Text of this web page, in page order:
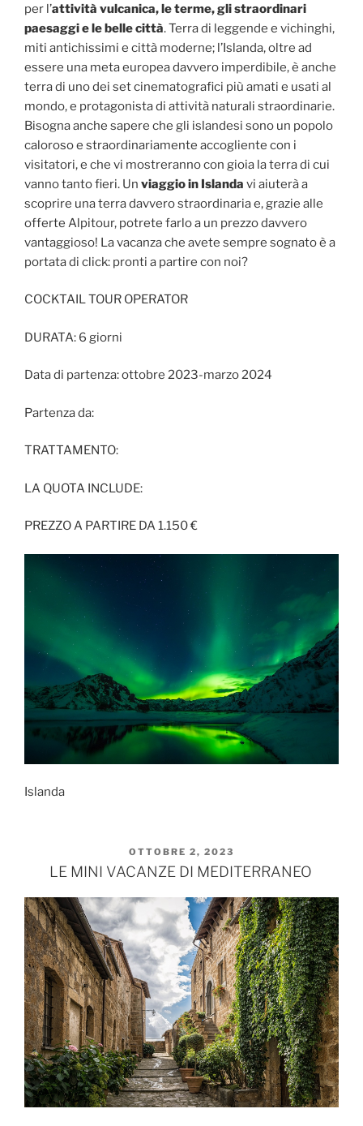
per l’attività vulcanica, le terme, gli straordinari
paesaggi e le belle città. Terra di leggende e vichinghi,
miti antichissimi e città moderne; l’Islanda, oltre ad
essere una meta europea davvero imperdibile, è anche
terra di uno dei set cinematografici più amati e usati al
mondo, e protagonista di attività naturali straordinarie.
Bisogna anche sapere che gli islandesi sono un popolo
caloroso e straordinariamente accogliente con i
visitatori, e che vi mostreranno con gioia la terra di cui
vanno tanto fieri. Un viaggio in Islanda vi aiuterà a
scoprire una terra davvero straordinaria e, grazie alle
offerte Alpitour, potrete farlo a un prezzo davvero
vantaggioso! La vacanza che avete sempre sognato è a
portata di click: pronti a partire con noi?
COCKTAIL TOUR OPERATOR
DURATA: 6 giorni
Data di partenza: ottobre 2023-marzo 2024
Partenza da:
TRATTAMENTO:
LA QUOTA INCLUDE:
PREZZO A PARTIRE DA 1.150 €
Islanda
PUBBLICATO
IL
OTTOBRE 2, 2023
LE MINI VACANZE DI MEDITERRANEO